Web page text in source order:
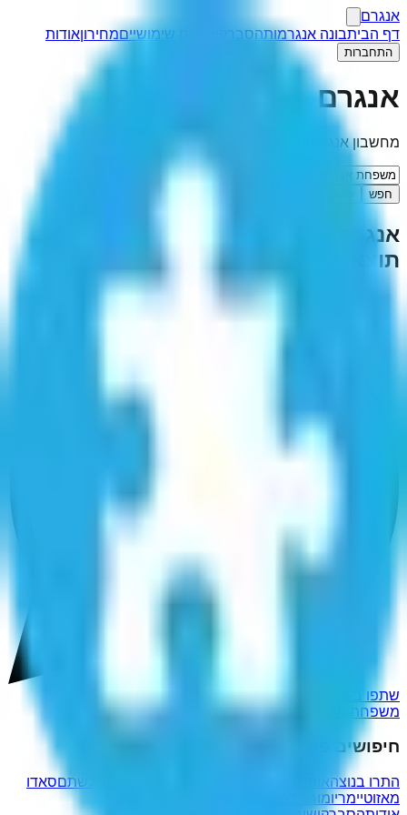
אנגרם
דף הביתבונה אנגרמותהסבר קישורים שימושייםמחירוןאודות
התחברות
אנגרם
מחשבון אנגרמות
חפש
אנגרמה ל-"
תוצאות)
שתפו ב-WhatsApp
משפחת אבן תיבון
חיפושים פופולריים נוספים
התרו בנוצהאוהדינו הגלשתםסאדו
מאזוטיימריומורה דרך